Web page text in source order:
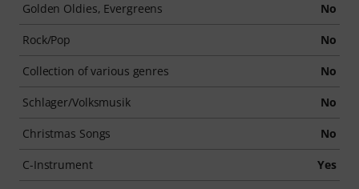
Golden Oldies, Evergreens No
Rock/Pop No
Collection of various genres No
Schlager/Volksmusik No
Christmas Songs No
C-Instrument Yes